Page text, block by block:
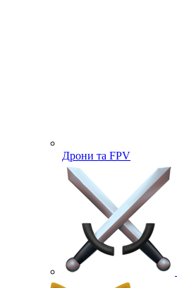
Дрони та FPV